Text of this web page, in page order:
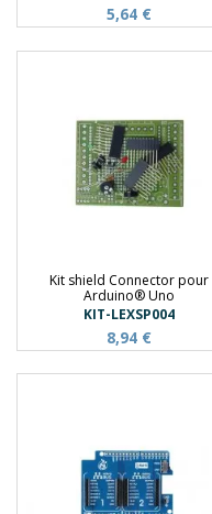
5,64 €
Kit shield Connector pour
Arduino® Uno
KIT-LEXSP004
8,94 €